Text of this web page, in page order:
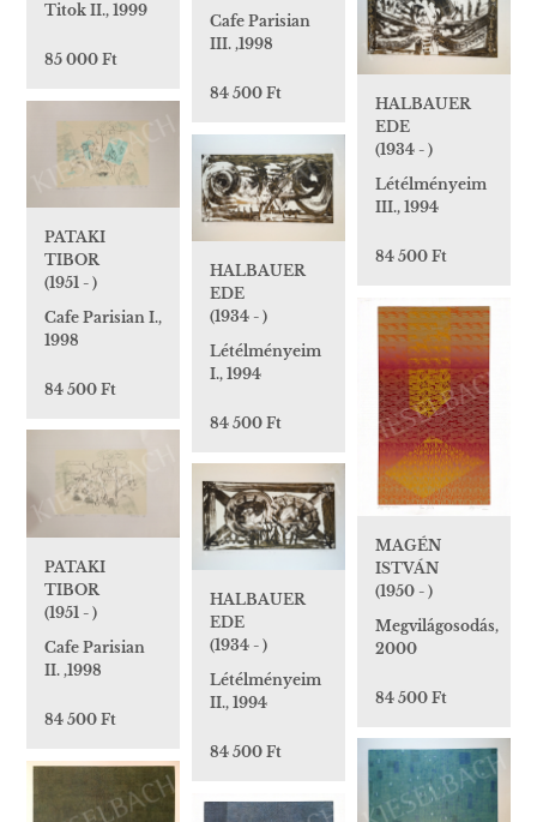
Titok II., 1999
85 000 Ft
Cafe Parisian
III. ,1998
84 500 Ft
HALBAUER
EDE
(1934 - )
Létélményeim
III., 1994
84 500 Ft
PATAKI
TIBOR
(1951 - )
Cafe Parisian I.,
1998
84 500 Ft
HALBAUER
EDE
(1934 - )
Létélményeim
I., 1994
84 500 Ft
MAGÉN
ISTVÁN
(1950 - )
Megvilágosodás,
2000
84 500 Ft
PATAKI
TIBOR
(1951 - )
Cafe Parisian
II. ,1998
84 500 Ft
HALBAUER
EDE
(1934 - )
Létélményeim
II., 1994
84 500 Ft